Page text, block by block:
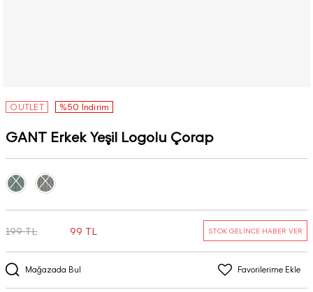
OUTLET %50 İndirim
GANT Erkek Yeşil Logolu Çorap
Mağazada Bul Favorilerime Ekle
199 TL 99 TL STOK GELİNCE HABER VER